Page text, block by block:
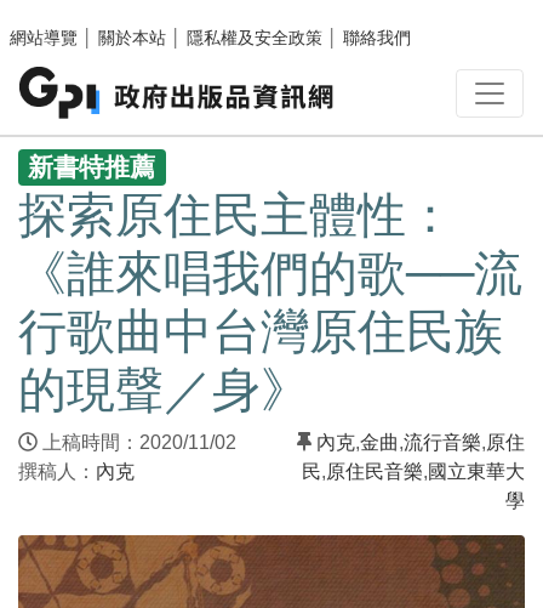
網站導覽
關於本站 隱私權及安全政策 聯絡我們
:::
新書特推薦
探索原住民主體性：
《誰來唱我們的歌──流
行歌曲中台灣原住民族
的現聲／身》
上稿時間：2020/11/02
撰稿人： 內克
內克,金曲,流行音樂,原住
民,原住民音樂,國立東華大
學